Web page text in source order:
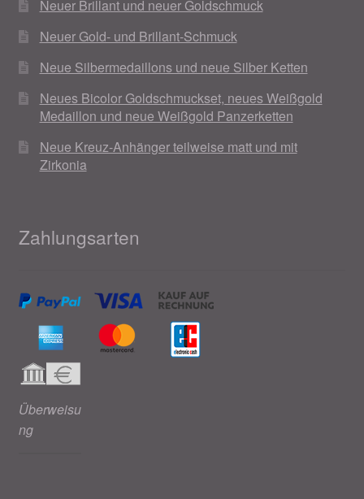
Neuer Brillant und neuer Goldschmuck
Neuer Gold- und Brillant-Schmuck
Neue Silbermedaillons und neue Silber Ketten
Neues Bicolor Goldschmuckset, neues Weißgold
Medaillon und neue Weißgold Panzerketten
Neue Kreuz-Anhänger teilweise matt und mit
Zirkonia
Zahlungsarten
Überweisu
ng